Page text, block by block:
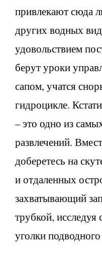
привлекают сюда
других водных
удовольствием
берут уроки
сапом, учатся
гидроцикле.
– это одно из
развлечений.
доберетесь на
и отдаленных
захватывающий
трубкой,
уголки